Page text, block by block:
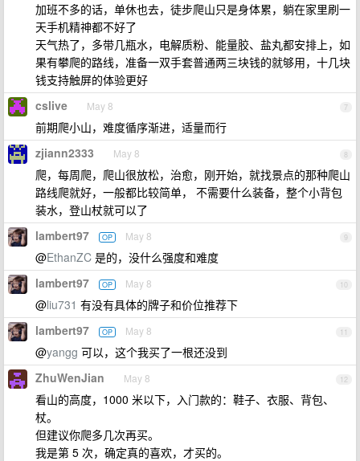
加班不多的话，单休也去，徒步爬山只是身体累，躺在家里刷一
天手机精神都不好了
天气热了，多带几瓶水，电解质粉、能量胶、盐丸都安排上，如
果有攀爬的路线，准备一双手套普通两三块钱的就够用，十几块
钱支持触屏的体验更好
7
cslive May 8
前期爬小山，难度循序渐进，适量而行
8
zjiann2333 May 8
爬，每周爬，爬山很放松，治愈，刚开始，就找景点的那种爬山
路线爬就好，一般都比较简单， 不需要什么装备，整个小背包
装水，登山杖就可以了
9
lambert97 OP May 8
@EthanZC 是的，没什么强度和难度
10
lambert97 OP May 8
@liu731 有没有具体的牌子和价位推荐下
11
lambert97 OP May 8
@yangg 可以，这个我买了一根还没到
12
ZhuWenJian May 8
看山的高度，1000 米以下，入门款的：鞋子、衣服、背包、
杖。
但建议你爬多几次再买。
我是第 5 次，确定真的喜欢，才买的。